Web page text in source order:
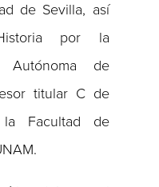
de Sevilla, así
por la
Autónoma de
titular C de
Facultad de